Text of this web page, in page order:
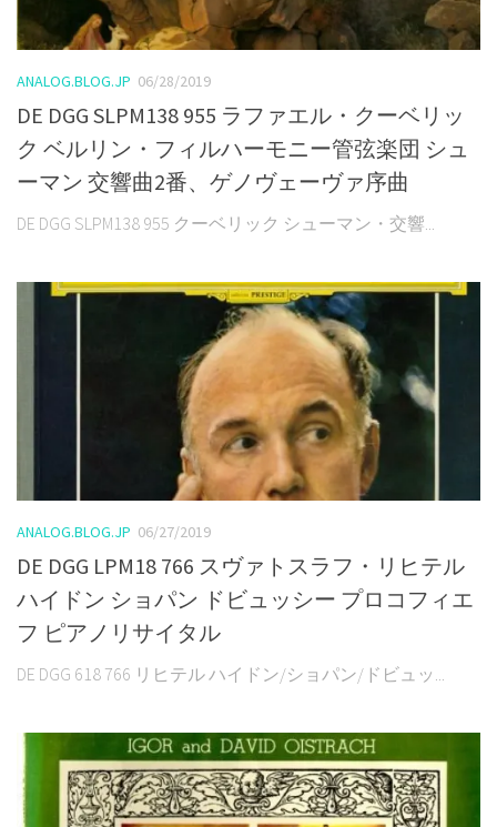
ANALOG.BLOG.JP 06/28/2019
DE DGG SLPM138 955 ラファエル・クーベリッ
ク ベルリン・フィルハーモニー管弦楽団 シュ
ーマン 交響曲2番、ゲノヴェーヴァ序曲
DE DGG SLPM138 955 クーベリック シューマン・交響...
ANALOG.BLOG.JP 06/27/2019
DE DGG LPM18 766 スヴァトスラフ・リヒテル
ハイドン ショパン ドビュッシー プロコフィエ
フ ピアノリサイタル
DE DGG 618 766 リヒテル ハイドン/ショパン/ドビュッ...